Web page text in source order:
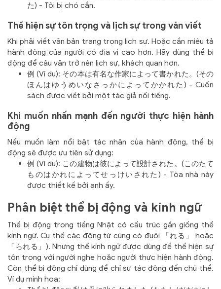
た) - Tôi bị chó cắn.
Thể hiện sự tôn trọng và lịch sự trong văn viết
Khi phải viết văn bản trang trọng lịch sự. Hoặc cần miêu tả
hành động của người có địa vị cao hơn. Hãy dùng thể bị
động để câu văn trở nên lịch sự, khách quan hơn.
例 (Ví dụ): その本は有名な作家によって書かれた。(その
ほんはゆうめいなさっかによってかかれた) - Cuốn
sách được viết bởi một tác giả nổi tiếng.
Khi muốn nhấn mạnh đến người thực hiện hành
động
Nếu muốn làm nổi bật tác nhân của hành động, thể bị
động sẽ được ưu tiên sử dụng:
例 (Ví dụ): この建物は彼によって設計された。(このたて
ものはかれによってせっけいされた) - Tòa nhà này
được thiết kế bởi anh ấy.
Phân biệt thể bị động và kính ngữ
Thể bị động trong tiếng Nhật có cấu trúc gần giống thể
kính ngữ. Cụ thể các động từ cũng có đuôi 「れる」 hoặc
「られる」). Nhưng thể kính ngữ được dùng để thể hiện sự
tôn trọng với người nghe hoặc người thực hiện hành động.
Còn thể bị động chỉ dùng để chỉ sự tác động đến chủ thể.
Ví dụ minh hoạ: